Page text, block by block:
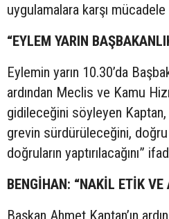
uygulamalara karşı
“EYLEM YARIN
Eylemin yarın 10.30’da
ardından Meclis ve Kamu
gidileceğini söyleyen
grevin sürdürüleceğini,
doğruların yaptırılacağını”
BENGİHAN: “NAKİL ETİK VE
Başkan Ahmet Kaptan’ın